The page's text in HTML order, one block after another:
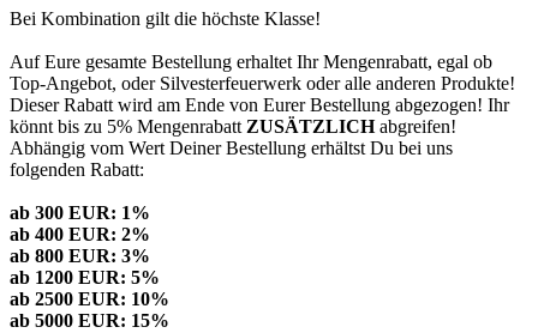
Bei Kombination gilt die höchste Klasse!
Auf Eure gesamte Bestellung erhaltet Ihr Mengenrabatt, egal ob
Top-Angebot, oder Silvesterfeuerwerk oder alle anderen Produkte!
Dieser Rabatt wird am Ende von Eurer Bestellung abgezogen! Ihr
könnt bis zu 5% Mengenrabatt ZUSÄTZLICHabgreifen!
Abhängig vom Wert Deiner Bestellung erhältst Du bei uns
folgenden Rabatt:
ab 300 EUR: 1%
ab 400 EUR: 2%
ab 800 EUR: 3%
ab 1200 EUR: 5%
ab 2500 EUR: 10%
ab 5000 EUR: 15%